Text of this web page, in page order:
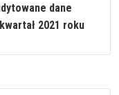
dane
2021 roku